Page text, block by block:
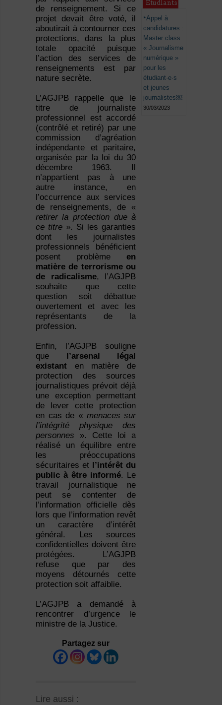
de renseignement. Si ce
projet devait être voté, il
aboutirait à contourner ces
protections, dans la plus
totale opacité puisque
l’action des services de
renseignements est par
nature secrète.
L’AGJPB rappelle que le
titre de journaliste
professionnel est accordé
(contrôlé et retiré) par une
commission d’agréation
indépendante et paritaire,
organisée par la loi du 30
décembre 1963. Il
n’appartient pas à une
autre instance, en
l’occurrence aux services
de renseignements, de «
retirer la protection due à
ce titre». Si les garanties
dont les journalistes
professionnels bénéficient
posent problèmeen
matière de terrorisme ou
de radicalisme, l’AGJPB
souhaite que cette
question soit débattue
ouvertement et avec les
représentants de la
profession.
Enfin, l’AGJPB souligne
que
l’arsenal légal
existanten matière de
protection des sources
journalistiques prévoit déjà
une exception permettant
de lever cette protection
en cas de « menaces sur
l’intégrité physique des
personnes ». Cette loi a
réalisé un équilibre entre
les préoccupations
sécuritaires et
l’intérêt du
public à être informé. Le
travail journalistique ne
peut se contenter de
l’information officielle dès
lors que l’information revêt
un caractère d’intérêt
général. Les sources
confidentielles doivent être
protégées. L’AGJPB
refuse que par des
moyens détournés cette
protection soit affaiblie.
L’AGJPB a demandé à
rencontrer d’urgence le
ministre de la Justice.
Partagez sur
Lire aussi :
Étudiants
Appel à
candidatures :
Master class
« Journalisme
numérique »
pour les
étudiant·e·s
et jeunes
journalistes￼
30/03/2023